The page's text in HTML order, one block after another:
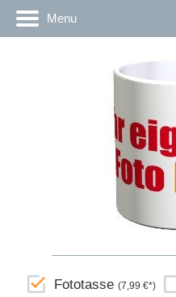
Menu
Fototasse(7,99 €*)